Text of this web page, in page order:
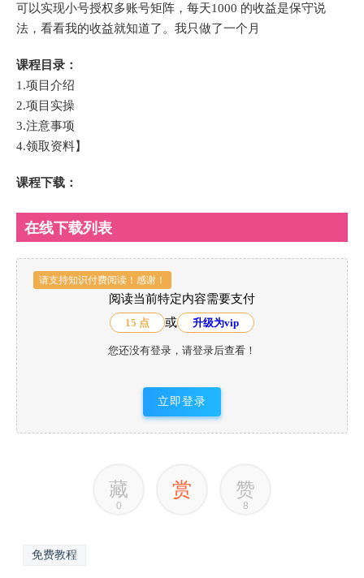
可以实现小号授权多账号矩阵，每天1000 的收益是保守说
法，看看我的收益就知道了。我只做了一个月
课程目录：
1.项目介绍
2.项目实操
3.注意事项
4.领取资料】
课程下载：
在线下载列表
请支持知识付费阅读！感谢！
阅读当前特定内容需要支付
15 点 或 升级为vip
您还没有登录，请登录后查看！
立即登录
藏
0
赏 赞
8
免费教程